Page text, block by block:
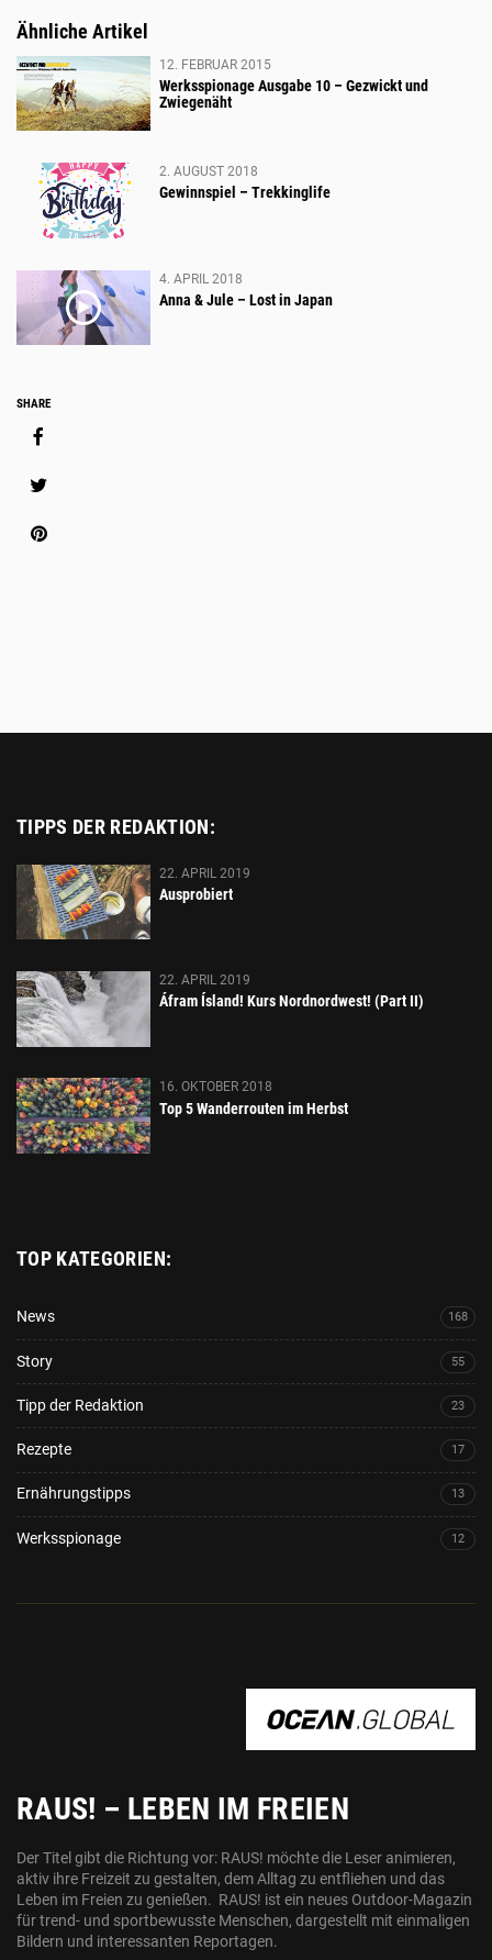
Ähnliche Artikel
12. FEBRUAR 2015
Werksspionage Ausgabe 10 – Gezwickt und
Zwiegenäht
2. AUGUST 2018
Gewinnspiel – Trekkinglife
4. APRIL 2018
Anna & Jule – Lost in Japan
Social
Media
Share
SHARE
TIPPS DER REDAKTION:
22. APRIL 2019
Ausprobiert
22. APRIL 2019
Áfram Ísland! Kurs Nordnordwest! (Part II)
16. OKTOBER 2018
Top 5 Wanderrouten im Herbst
TOP KATEGORIEN:
News 168
Story 55
Tipp der Redaktion 23
Rezepte 17
Ernährungstipps 13
Werksspionage 12
RAUS! – LEBEN IM FREIEN
Der Titel gibt die Richtung vor: RAUS! möchte die Leser animieren,
aktiv ihre Freizeit zu gestalten, dem Alltag zu entfliehen und das
Leben im Freien zu genießen. RAUS! ist ein neues Outdoor-Magazin
für trend- und sportbewusste Menschen, dargestellt mit einmaligen
Bildern und interessanten Reportagen.